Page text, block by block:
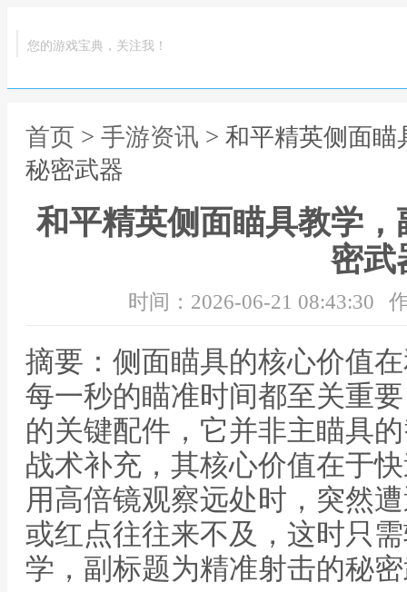
您的游戏宝典，关注我！
首页 > 手游资讯 > 和平精英侧面
秘密武器
和平精英侧面瞄具教学
密武
时间：2026-06-21 08:43:30
摘要：侧面瞄具的核心价值
每一秒的瞄准时间都至关重
的关键配件，它并非主瞄具
战术补充，其核心价值在于
用高倍镜观察远处时，突然
或红点往往来不及，这时只
学，副标题为精准射击的秘